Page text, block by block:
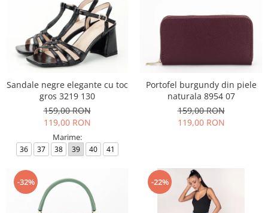
Sandale negre elegante cu toc
gros 3219 130
159,00 RON
119,00 RON
Marime:
36 37 38 39 40 41
Portofel burgundy din piele
naturala 8954 07
159,00 RON
119,00 RON
-32% -22%